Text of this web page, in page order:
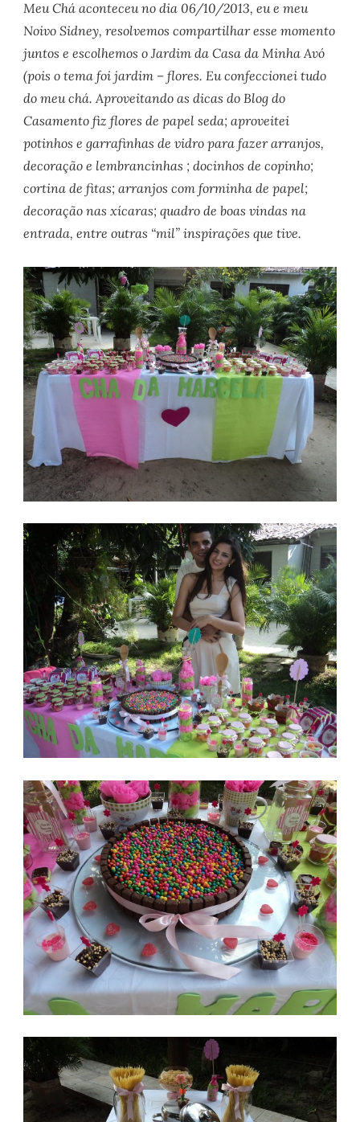
Meu Chá aconteceu no dia 06/10/2013, eu e meu
Noivo Sidney, resolvemos compartilhar esse momento
juntos e escolhemos o Jardim da Casa da Minha Avó
(pois o tema foi jardim – flores. Eu confeccionei tudo
do meu chá. Aproveitando as dicas do Blog do
Casamento fiz flores de papel seda; aproveitei
potinhos e garrafinhas de vidro para fazer arranjos,
decoração e lembrancinhas ; docinhos de copinho;
cortina de fitas; arranjos com forminha de papel;
decoração nas xícaras; quadro de boas vindas na
entrada, entre outras “mil” inspirações que tive.